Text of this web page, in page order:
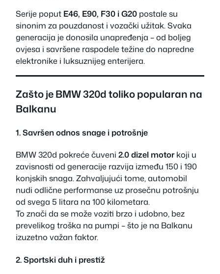
Serije poput E46, E90, F30 i G20 postale su
sinonim za pouzdanost i vozački užitak. Svaka
generacija je donosila unapređenja – od boljeg
ovjesa i savršene raspodele težine do napredne
elektronike i luksuznijeg enterijera.
Zašto je BMW 320d toliko popularan na
Balkanu
1. Savršen odnos snage i potrošnje
BMW 320d pokreće čuveni 2.0 dizel motor koji u
zavisnosti od generacije razvija između 150 i 190
konjskih snaga. Zahvaljujući tome, automobil
nudi odlične performanse uz prosečnu potrošnju
od svega 5 litara na 100 kilometara.
To znači da se može voziti brzo i udobno, bez
prevelikog troška na pumpi – što je na Balkanu
izuzetno važan faktor.
2. Sportski duh i prestiž